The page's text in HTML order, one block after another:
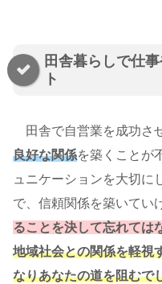
田舎暮らしで仕
ト
田舎で自営業を成功さ
良好な関係を築くことが
ュニケーションを大切に
で、信頼関係を築いてい
ることを決して忘れては
地域社会との関係を軽視
なりあなたの道を阻むで